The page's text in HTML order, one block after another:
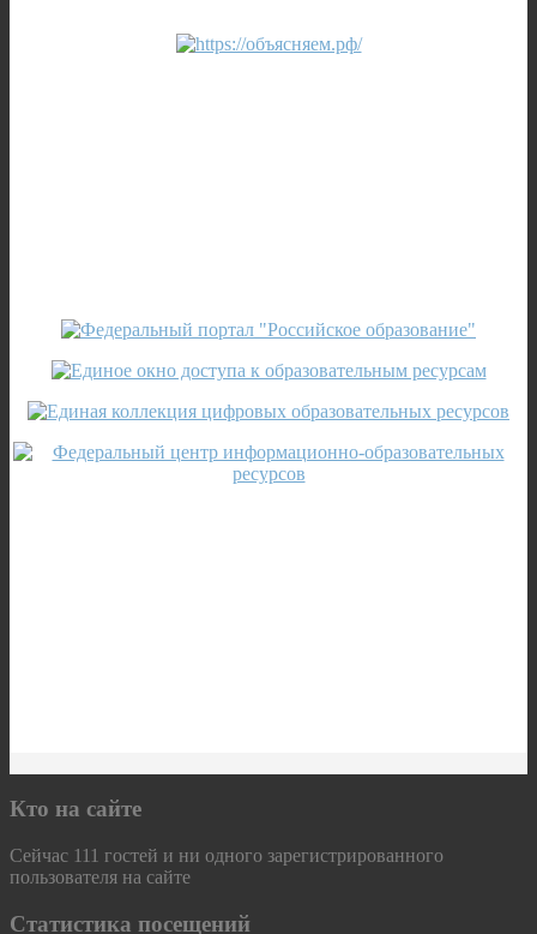
Кто на сайте
Сейчас 111 гостей и ни одного зарегистрированного
пользователя на сайте
Статистика посещений